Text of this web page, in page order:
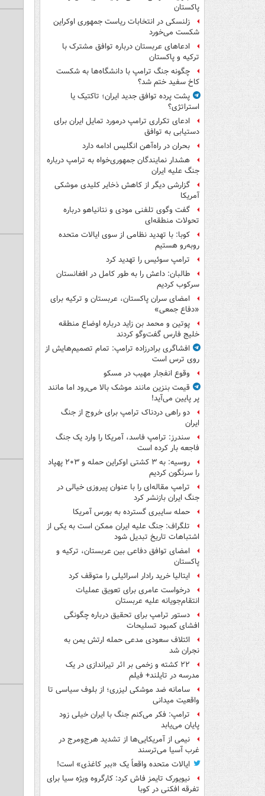
پاکستان
زلنسکی در انتخابات ریاست جمهوری اوکراین
شکست می‌خورد
ادعاهای عربستان درباره توافق مشترک با
ترکیه و پاکستان
چگونه جنگ ترامپ با دانشگاه‌ها به شکست
کاخ سفید ختم شد؟
پشت پرده توافق جدید ایران؛ تاکتیک یا
استراتژی؟
ادعای تکراری ترامپ درمورد تمایل ایران برای
دستیابی به توافق
بحران در راه‌آهن انگلیس ادامه دارد
هشدار نمایندگان جمهوری‌خواه به ترامپ درباره
جنگ علیه ایران
گزارشی دیگر از کاهش ذخایر کلیدی موشکی
آمریکا
گفت وگوی تلفنی مودی و نتانیاهو درباره
تحولات منطقه‌ای
کوبا: با تهدید نظامی از سوی ایالات متحده
روبه‌رو هستیم
ترامپ سوئیس را تهدید کرد
طالبان: داعش را به طور کامل در افغانستان
سرکوب کردیم
امضای سران پاکستان، عربستان و ترکیه برای
«دفاع جمعی»
پوتین و محمد بن زاید درباره اوضاع منطقه
خلیج فارس گفت‌وگو کردند
افشاگری برادرزاده ترامپ: تمام تصمیم‌هایش از
روی ترس است
وقوع انفجار مهیب در مسکو
قیمت بنزین مانند موشک بالا می‌رود اما مانند
پر پایین می‌آید!
دو راهی دردناک ترامپ برای خروج از جنگ
ایران
سندرز: ترامپ فاسد، آمریکا را وارد یک جنگ
فاجعه بار کرده است
روسیه: به ۳ کشتی اوکراین حمله و ۲۰۳ پهپاد
را سرنگون کردیم
ترامپ مقاله‌ای را با عنوان پیروزی خیالی در
جنگ ایران بازنشر کرد
حمله سایبری گسترده به بورس آمریکا
تلگراف: جنگ علیه ایران ممکن است به یکی از
اشتباهات تاریخ تبدیل شود
امضای توافق دفاعی بین عربستان، ترکیه و
پاکستان
ایتالیا خرید رادار اسرائیلی را متوقف کرد
درخواست عامری برای تعویق عملیات
انتقام‌جویانه علیه عربستان
دستور ترامپ برای تحقیق درباره چگونگی
افشای کمبود تسلیحات
ائتلاف سعودی مدعی حمله ارتش یمن به
نجران شد
۲۲ کشته و زخمی بر اثر تیراندازی در یک
مدرسه در تایلند+ فیلم
سامانه ضد موشکی لیزری؛ از بلوف سیاسی تا
واقعیت میدانی
ترامپ: فکر می‌کنم جنگ با ایران خیلی زود
پایان می‌یابد
نیمی از آمریکایی‌ها از تشدید هرج‌ومرج در
غرب آسیا می‌ترسند
ایالات متحده واقعاً یک «ببر کاغذی» است!
نیویورک تایمز فاش کرد: کارگروه ویژه سیا برای
تفرقه افکنی در کوبا